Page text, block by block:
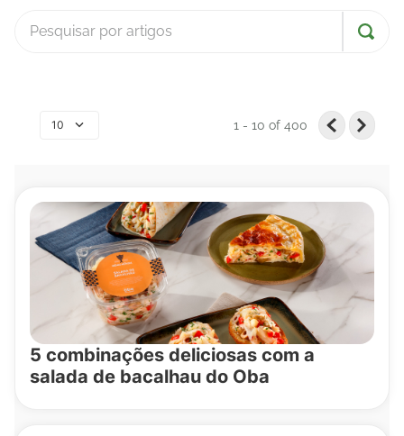
10 1 - 10of 400
5 combinações deliciosas com a
salada de bacalhau do Oba